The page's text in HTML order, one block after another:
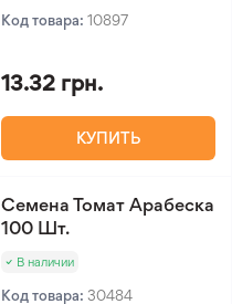
Код товара: 10897
13.32 грн.
КУПИТЬ
Семена Томат Арабеска
100 Шт.
В наличии
Код товара: 30484